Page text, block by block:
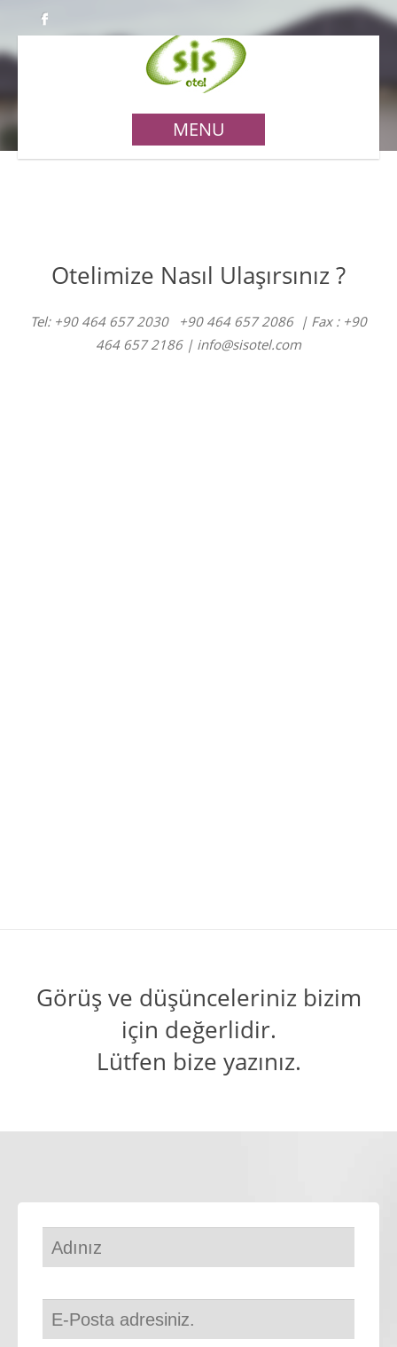
MENU
Otelimize Nasıl Ulaşırsınız ?
Tel: +90 464 657 2030 +90 464 657 2086 | Fax : +90
464 657 2186 | info@sisotel.com
Görüş ve düşünceleriniz bizim
için değerlidir.
Lütfen bize yazınız.